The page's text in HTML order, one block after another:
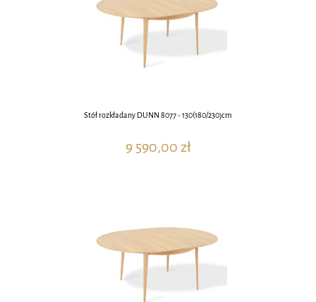
Stół rozkładany DUNN 8077 - 130(180/230)cm
9 590,00 zł